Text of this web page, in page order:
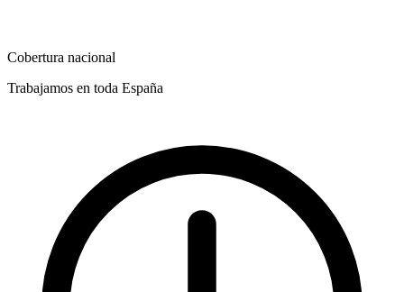
Cobertura nacional
Trabajamos en toda España